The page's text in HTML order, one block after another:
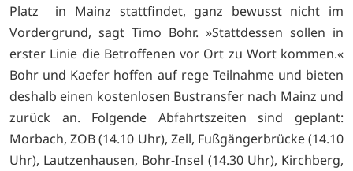
Platz in Mainz stattfindet, ganz bewusst nicht im
Vordergrund, sagt Timo Bohr. »Stattdessen sollen in
erster Linie die Betroffenen vor Ort zu Wort kommen.«
Bohr und Kaefer hoffen auf rege Teilnahme und bieten
deshalb einen kostenlosen Bustransfer nach Mainz und
zurück an. Folgende Abfahrtszeiten sind geplant:
Morbach, ZOB (14.10 Uhr), Zell, Fußgängerbrücke (14.10
Uhr), Lautzenhausen, Bohr-Insel (14.30 Uhr), Kirchberg,